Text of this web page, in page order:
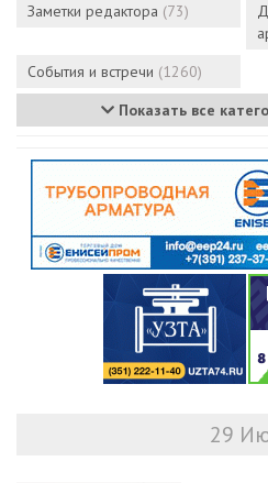
Заметки редактора (73)
События и встречи (1260)
Показать все
29